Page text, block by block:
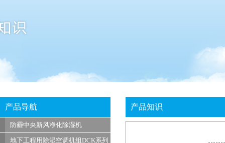
产品导航
防霾中央新风净化除湿机
地下工程用除湿空调机组DCK系列
产品知识